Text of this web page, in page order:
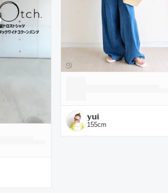
𝕪𝕦𝕚
155cm